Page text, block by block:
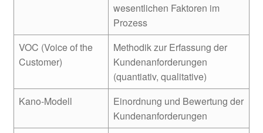
wesentlichen Faktoren im
Prozess
VOC (Voice of the
Customer)
Methodik zur Erfassung der
Kundenanforderungen
(quantiativ, qualitative)
Kano-Modell
Einordnung und Bewertung der
Kundenanforderungen